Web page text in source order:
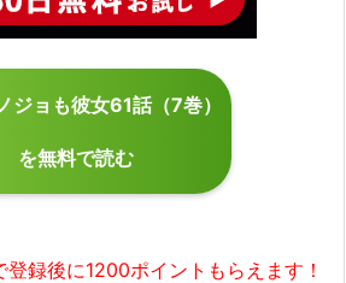
ジョも彼女61話（7巻）
を無料で読む
登録後に1200ポイント もらえます！